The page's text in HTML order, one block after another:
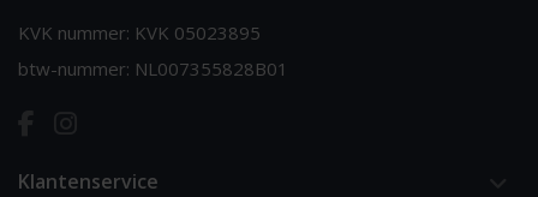
KVK nummer: KVK 05023895
btw-nummer: NL007355828B01
Klantenservice